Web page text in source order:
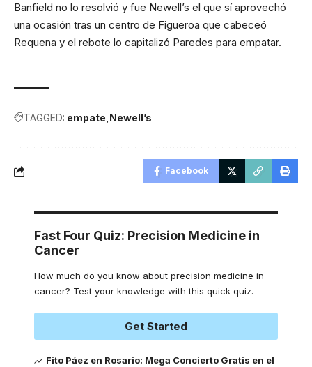
Banfield no lo resolvió y fue Newell’s el que sí aprovechó
una ocasión tras un centro de Figueroa que cabeceó
Requena y el rebote lo capitalizó Paredes para empatar.
TAGGED: empate Newell’s
Facebook
Fast Four Quiz: Precision Medicine in
Cancer
How much do you know about precision medicine in
cancer? Test your knowledge with this quick quiz.
Get Started
Fito Páez en Rosario: Mega Concierto Gratis en el